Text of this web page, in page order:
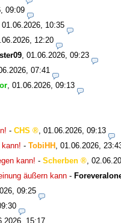
09:09
01.06.2026, 10:35
12:20
01.06.2026, 09:23
07:41
01.06.2026, 09:13
- CHS
01.06.2026, 09:13
- TobiHH
01.06.2026,
kann! - Scherben
äußern kann -
09:25
15:17